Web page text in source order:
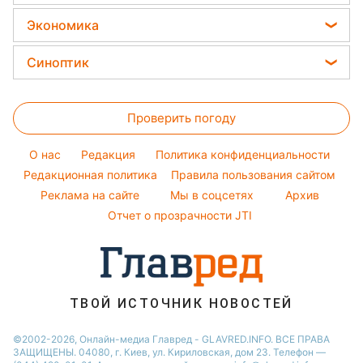
Потап
София Ротару
Ольга Сумская
Елена Зеленская
Кейт Миддлтон
Новости Харькова
Новости Полтавы
Новости Сум
Новости Черкассы
Новости Львова
Новости Запорожья
Новости Днепра
Салаты
Простые блюда
Легкие десерты
Праздничное меню
Все о сале
Уборка
Авто
Стирка
Комнатные растения
Экономика
Цены на продукты
Денежная помощь
Курс валют
Синоптик
Магнитные бури
Погода на сегодня
Погода на завтра
Пылевая буря
Проверить погоду
O нас Редакция
Политика конфиденциальности
Редакционная политика
Правила пользования сайтом
Реклама на сайте
Мы в соцсетях
Архив
Отчет о прозрачности JTI
ТВОЙ ИСТОЧНИК НОВОСТЕЙ
©2002-2026, Онлайн-медиа Главред - GLAVRED.INFO. ВСЕ ПРАВА
ЗАЩИЩЕНЫ. 04080, г. Киев, ул. Кириловская, дом 23. Телефон —